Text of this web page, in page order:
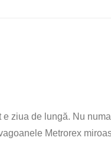
ziua de lungă. Nu
Metrorex